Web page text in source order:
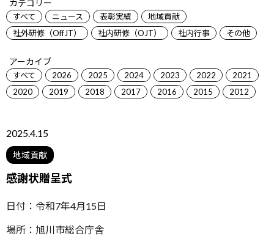
カテゴリー
すべて ニュース 表彰実績
地域貢献
社外研修（OffJT）
社内研修（OJT） 社内行事 その他
アーカイブ
すべて 2026 2025 2024 2023 2022
2021
2020
2019 2018 2017 2016 2015 2012
2025.4.15
地域貢献
感謝状贈呈式
日付：令和7年4月15日
場所：旭川市総合庁舎